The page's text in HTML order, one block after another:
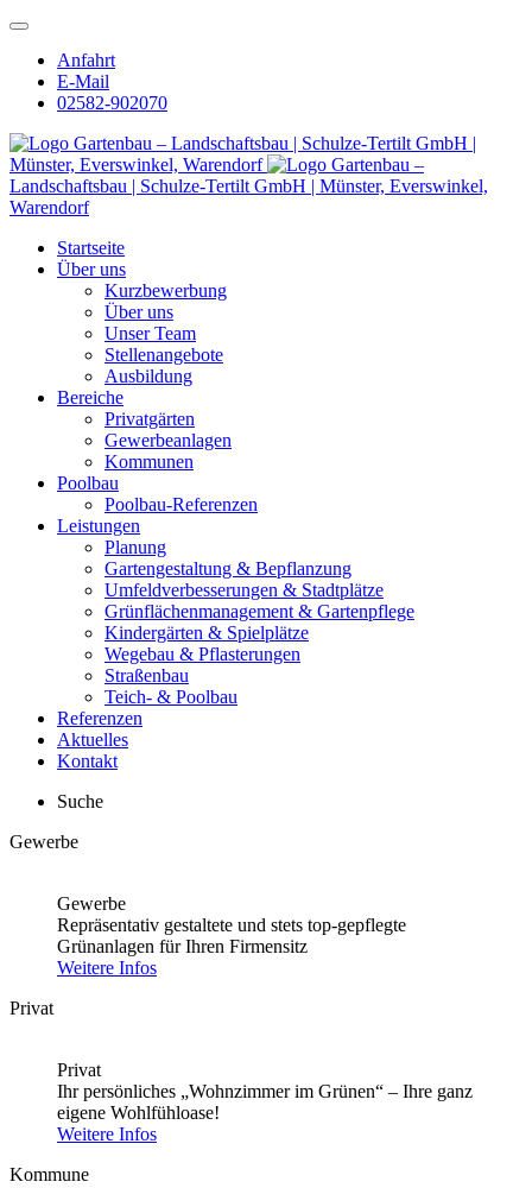
Anfahrt
E-Mail
02582-902070
Gartenbau – Landschaftsbau | Schulze-Tertilt GmbH |
Münster, Everswinkel, Warendorf
Gartenbau –
Landschaftsbau | Schulze-Tertilt GmbH | Münster, Everswinkel,
Warendorf
Startseite
Über uns
Kurzbewerbung
Über uns
Unser Team
Stellenangebote
Ausbildung
Bereiche
Privatgärten
Gewerbeanlagen
Kommunen
Poolbau
Poolbau-Referenzen
Leistungen
Planung
Gartengestaltung & Bepflanzung
Umfeldverbesserungen & Stadtplätze
Grünflächenmanagement & Gartenpflege
Kindergärten & Spielplätze
Wegebau & Pflasterungen
Straßenbau
Teich- & Poolbau
Referenzen
Aktuelles
Kontakt
Suche
Gewerbe
Gewerbe
Repräsentativ gestaltete und stets top-gepflegte
Grünanlagen für Ihren Firmensitz
Weitere Infos
Privat
Privat
Ihr persönliches „Wohnzimmer im Grünen“ – Ihre ganz
eigene Wohlfühloase!
Weitere Infos
Kommune